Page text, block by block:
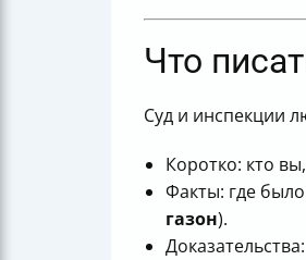
Что
Суд и инспекции
Коротко: кто
Факты: где было
газон).
Доказательства: